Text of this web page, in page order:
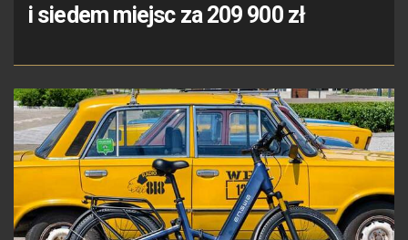
i siedem miejsc za 209 900 zł